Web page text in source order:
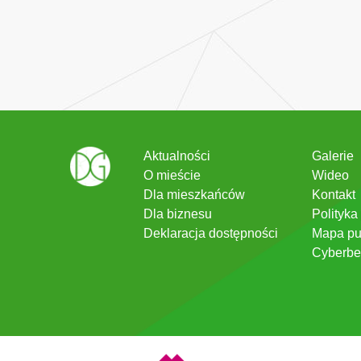
Aktualności
O mieście
Dla mieszkańców
Dla biznesu
Deklaracja dostępności
Galerie
Wideo
Kontakt
Mapa